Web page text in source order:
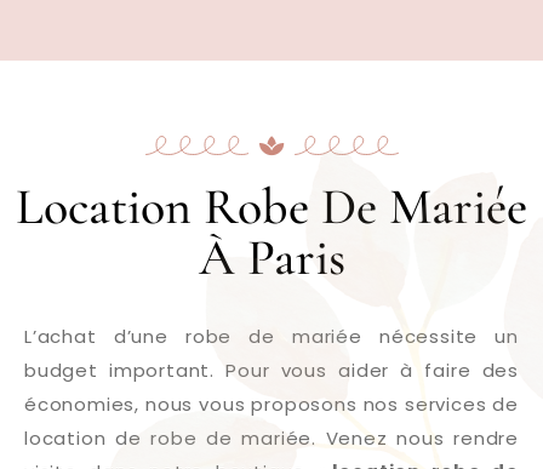
Location Robe De Mariée
À Paris
L’achat d’une robe de mariée nécessite un
budget important. Pour vous aider à faire des
économies, nous vous proposons nos services de
location de robe de mariée. Venez nous rendre